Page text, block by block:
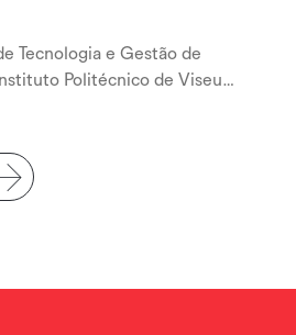
na área da
Tecnologia e Gestão de
Politécnico de Viseu
dia 19 de junho, o XVI
que voltou a afirmar-se
espaço de encontro,...